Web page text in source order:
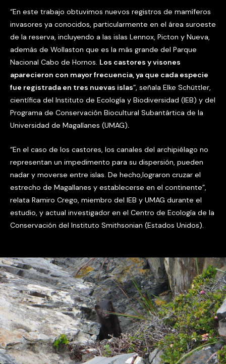
“En este trabajo obtuvimos nuevos registros de mamíferos
invasores ya conocidos, particularmente en el área suroeste
de la reserva, incluyendo a las islas Lennox, Picton y Nueva,
además de Wollaston que es la más grande del Parque
Nacional Cabo de Hornos. Los castores y visones
aparecieron con mayor frecuencia, ya que cada especie
fue registrada en tres nuevas islas”, señala Elke Schüttler,
científica del Instituto de Ecología y Biodiversidad (IEB) y del
Programa de Conservación Biocultural Subantártica de la
Universidad de Magallanes (UMAG).
“En el caso de los castores, los canales del archipiélago no
representan un impedimento para su dispersión, pueden
nadar y moverse entre islas. De hecho,lograron cruzar el
estrecho de Magallanes y establecerse en el continente”,
relata Ramiro Crego, miembro del IEB y UMAG durante el
estudio, y actual investigador en el Centro de Ecología de la
Conservación del Instituto Smithsonian (Estados Unidos).